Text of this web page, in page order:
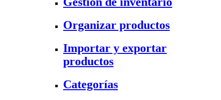
Organizar productos
Importar y exportar
productos
Categorías